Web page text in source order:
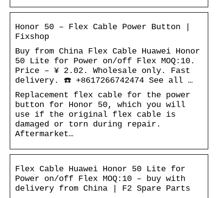
Honor 50 – Flex Cable Power Button |
Fixshop
Buy from China Flex Cable Huawei Honor
50 Lite for Power on/off Flex MOQ:10.
Price – ¥ 2.02. Wholesale only. Fast
delivery. ☎️ +8617266742474 See all …
Replacement flex cable for the power
button for Honor 50, which you will
use if the original flex cable is
damaged or torn during repair.
Aftermarket…
Flex Cable Huawei Honor 50 Lite for
Power on/off Flex MOQ:10 – buy with
delivery from China | F2 Spare Parts